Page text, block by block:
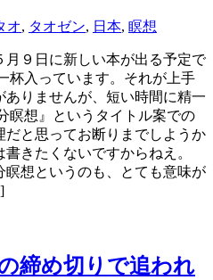
オ, タオゼン, 日本, 瞑想
月９日に新しい本が出る予定で
杯入っています。それが上手
りませんが、短い時間に精一
瞑想』というタイトル案での
と思ってお断りまでしようか
きたくないですからねえ。
想というのも、とても意味が
締め切りで追われ